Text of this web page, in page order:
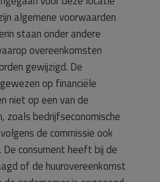
algemene voorwaarden
staan onder andere
overeenkomsten
gewijzigd. De
op financiële
niet op een van de
zoals bedrijfseconomische
de commissie ook
consument heeft bij de
of de huurovereenkomst